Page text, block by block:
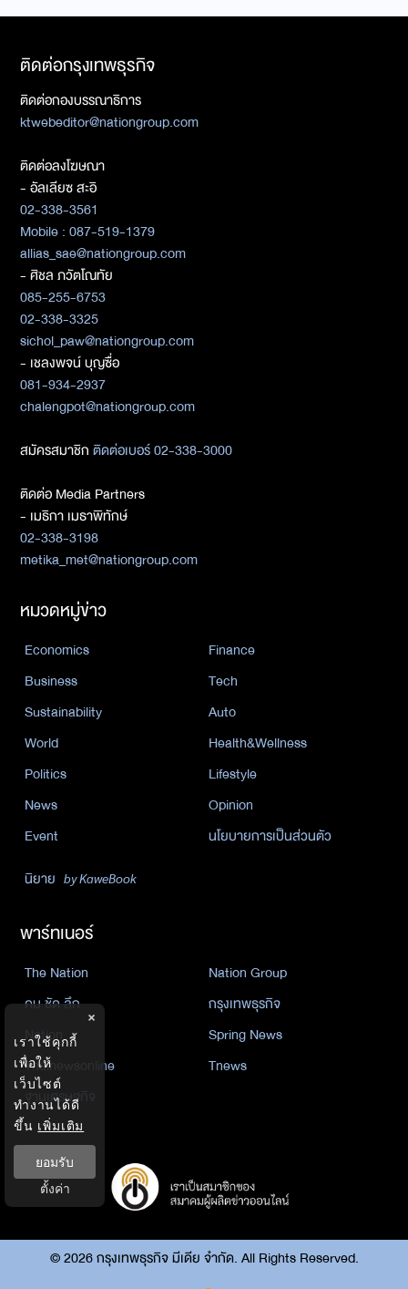
ติดต่อกรุงเทพธุรกิจ
ติดต่อกองบรรณาธิการ
ktwebeditor@nationgroup.com
ติดต่อลงโฆษณา
- อัลเลียซ สะอิ
02-338-3561
Mobile : 087-519-1379
allias_sae@nationgroup.com
- ศิชล ภวัตโณทัย
085-255-6753
02-338-3325
sichol_paw@nationgroup.com
- เชลงพจน์ บุญซื่อ
081-934-2937
chalengpot@nationgroup.com
สมัครสมาชิกติดต่อเบอร์ 02-338-3000
ติดต่อ Media Partners
- เมธิกา เมธาพิทักษ์
02-338-3198
metika_met@nationgroup.com
หมวดหมู่ข่าว
Economics
Finance
Business
Tech
Sustainability
Auto
World
Health&Wellness
Politics
Lifestyle
News
Opinion
Event
นโยบายการเป็นส่วนตัว
นิยาย by KaweBook
พาร์ทเนอร์
The Nation
Nation Group
คม ชัด ลึก
กรุงเทพธุรกิจ
Nation
Spring News
Thainewsonline
Tnews
ฐานเศรษฐกิจ
©2026กรุงเทพธุรกิจ มีเดีย จำกัด. All Rights Reserved.
×
เราใช้คุกกี้
เพื่อให้
เว็บไซต์
ทำงานได้ดี
ขึ้น เพิ่มเติม
ยอมรับ
ตั้งค่า